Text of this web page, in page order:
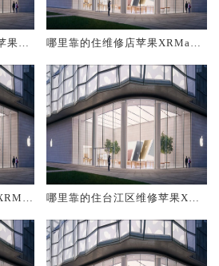
果X
哪里靠的住维修店苹果XRMax
哪里靠的住台江区维修苹果XRM